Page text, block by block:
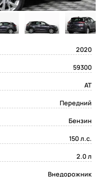
2020
59300
AT
Передний
Бензин
150 л.с.
2.0 л
Внедорожник